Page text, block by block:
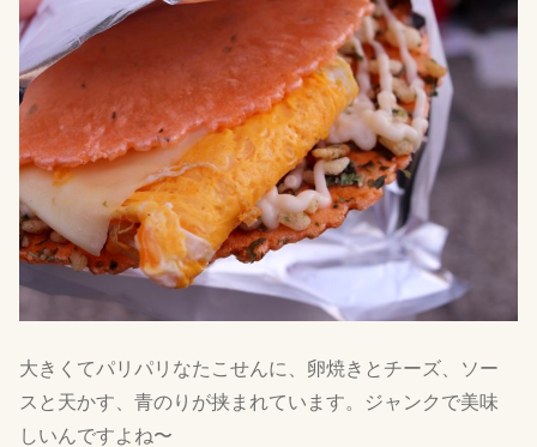
大きくてパリパリなたこせんに、卵焼きとチーズ、ソー
スと天かす、青のりが挟まれています。ジャンクで美味
しいんですよね〜